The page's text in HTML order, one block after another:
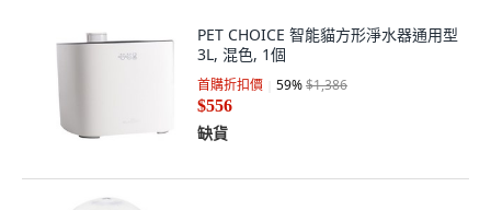
PET CHOICE 智能貓方形淨水器通用型
3L, 混色, 1個
首購折扣價 59%$1,386
$556
缺貨